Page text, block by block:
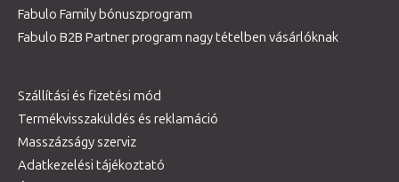
Fabulo Family bónuszprogram
Fabulo B2B Partner program nagy tételben vásárlóknak
Szállítási és fizetési mód
Termékvisszaküldés és reklamáció
Masszázságy szerviz
Adatkezelési tájékoztató